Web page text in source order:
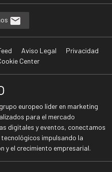
Aviso Legal
Privacidad
Center
europeo líder en marketing
para el mercado
digitales y eventos, conectamos
impulsando la
y el crecimiento empresarial.